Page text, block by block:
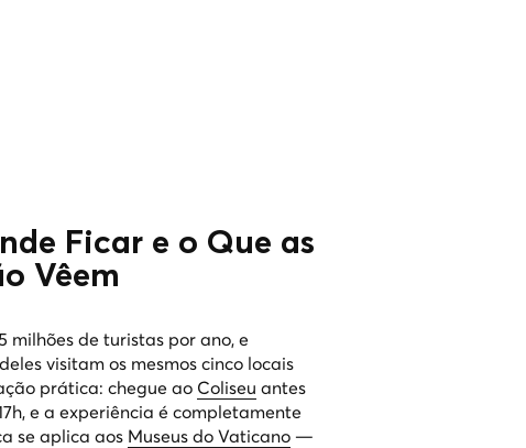
Ficar e o Que as
Vêem
milhões de turistas por ano, e
visitam os mesmos cinco locais
prática: chegue ao Coliseu antes
e a experiência é completamente
se aplica aos Museus do Vaticano—